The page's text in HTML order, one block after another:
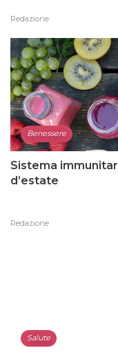
Redazione
Benessere
Sistema
d’estate
Redazione
Salute